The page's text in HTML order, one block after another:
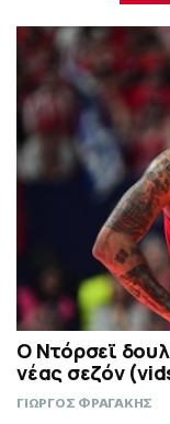
Ο Ντόρσεϊ
νέας σεζόν
ΓΙΩΡΓΟΣ ΦΡΑΓΑΚΗΣ